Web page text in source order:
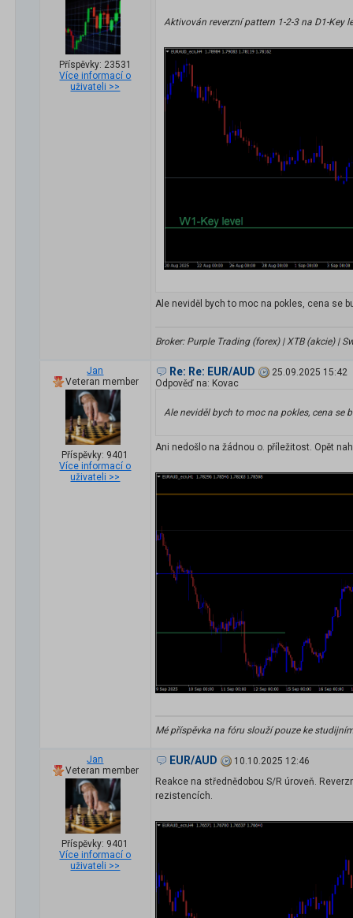
Příspěvky: 23531
Více informací o
uživateli >>
Aktivován reverzní pattern 1-2-3 na D1-Key
Ale neviděl bych to moc na pokles, cena se
Broker: Purple Trading (forex) | XTB (akcie) |
Jan
Veteran member
Příspěvky: 9401
Více informací o
uživateli >>
Re: Re: EUR/AUD
25.09.2025 15:42
Odpověď na: Kovac
Ale neviděl bych to moc na pokles, cena se
Ani nedošlo na žádnou o. příležitost. Opět
Mé příspěvka na fóru slouží pouze ke
Jan
Veteran member
Příspěvky: 9401
Více informací o
uživateli >>
EUR/AUD
10.10.2025 12:46
Reakce na střednědobou S/R úroveň.
rezistencích.